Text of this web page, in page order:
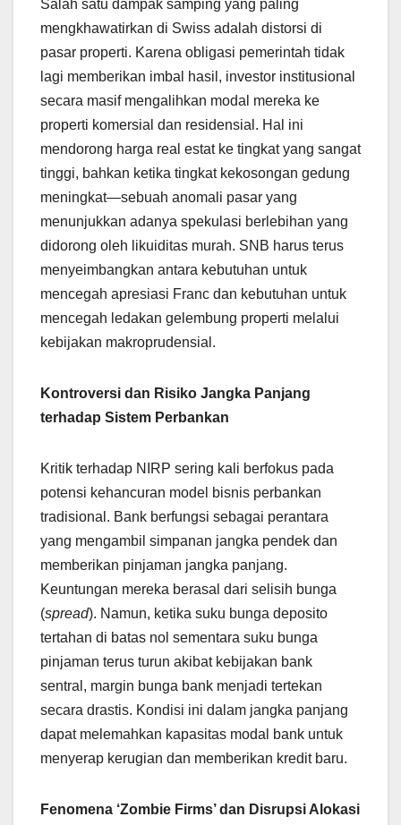
Salah satu dampak samping yang paling
mengkhawatirkan di Swiss adalah distorsi di
pasar properti. Karena obligasi pemerintah tidak
lagi memberikan imbal hasil, investor institusional
secara masif mengalihkan modal mereka ke
properti komersial dan residensial. Hal ini
mendorong harga real estat ke tingkat yang sangat
tinggi, bahkan ketika tingkat kekosongan gedung
meningkat—sebuah anomali pasar yang
menunjukkan adanya spekulasi berlebihan yang
didorong oleh likuiditas murah. SNB harus terus
menyeimbangkan antara kebutuhan untuk
mencegah apresiasi Franc dan kebutuhan untuk
mencegah ledakan gelembung properti melalui
kebijakan makroprudensial.
Kontroversi dan Risiko Jangka Panjang
terhadap Sistem Perbankan
Kritik terhadap NIRP sering kali berfokus pada
potensi kehancuran model bisnis perbankan
tradisional. Bank berfungsi sebagai perantara
yang mengambil simpanan jangka pendek dan
memberikan pinjaman jangka panjang.
Keuntungan mereka berasal dari selisih bunga
(spread). Namun, ketika suku bunga deposito
tertahan di batas nol sementara suku bunga
pinjaman terus turun akibat kebijakan bank
sentral, margin bunga bank menjadi tertekan
secara drastis. Kondisi ini dalam jangka panjang
dapat melemahkan kapasitas modal bank untuk
menyerap kerugian dan memberikan kredit baru.
Fenomena ‘Zombie Firms’ dan Disrupsi Alokasi